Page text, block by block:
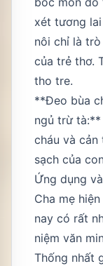
xét tương
nôi chỉ là
của trẻ thơ.
tho tre.
**Đeo bùa
ngủ trừ tà:**
cháu và
sạch của
Ứng dụng
Cha mẹ
nay có rất
niệm văn
Thống nhất